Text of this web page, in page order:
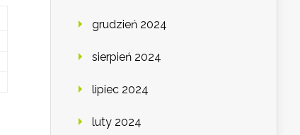
grudzień 2024
sierpień 2024
lipiec 2024
luty 2024